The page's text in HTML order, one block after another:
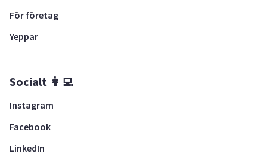
För företag
Yeppar
Socialt 👩‍💻
Instagram
Facebook
LinkedIn